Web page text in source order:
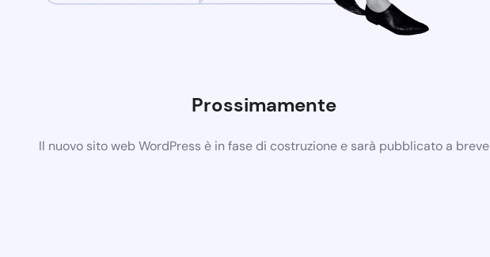
Prossimamente
Il nuovo sito web WordPress è in fase di costruzione e sarà pubblicato a breve